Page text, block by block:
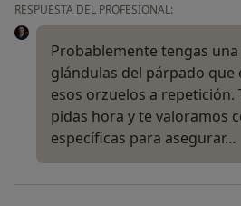
RESPUESTA DEL PROFESIONAL:
Probablemente tengas
glándulas del párpado que
esos orzuelos a repetición.
pidas hora y te valoramos
específicas para asegurar…